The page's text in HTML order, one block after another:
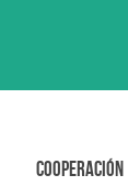
Cooperación